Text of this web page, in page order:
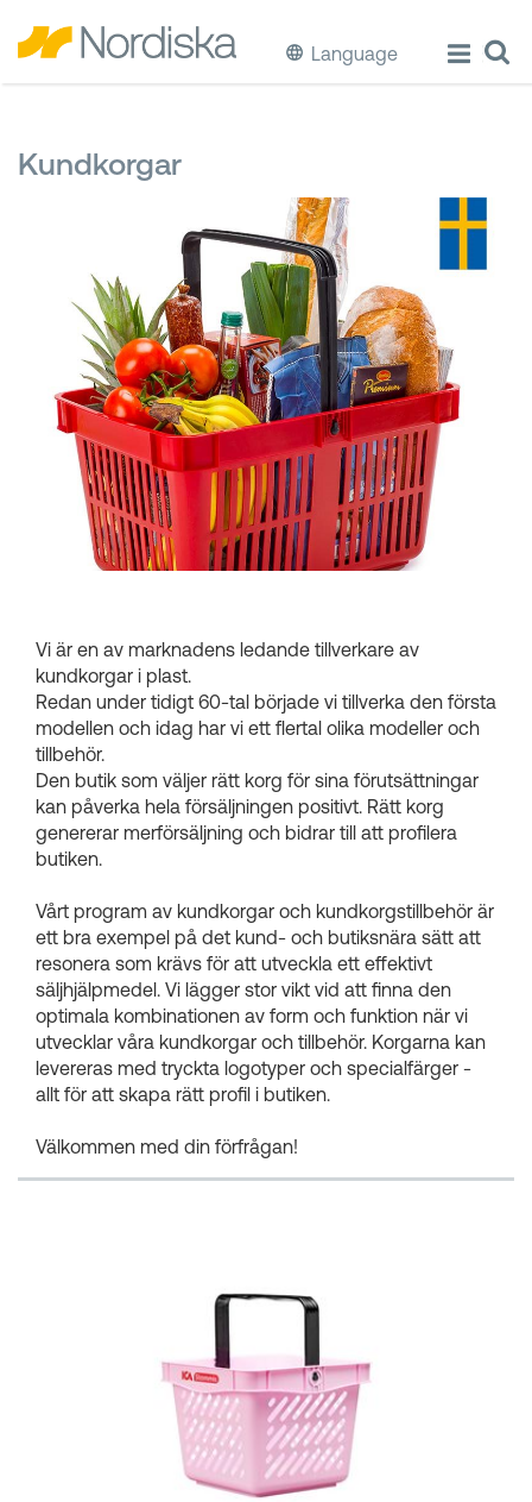
Language
Laga & Förvara mat
Äta & Dricka
Diska & Städa
Förvaring
Källsortering
Hinkar & Tunnor
Kundkorgar
Kundkorgar
Vi är en av marknadens ledande tillverkare av
kundkorgar i plast.
Redan under tidigt 60-tal började vi tillverka den första
modellen och idag har vi ett flertal olika modeller och
tillbehör.
Den butik som väljer rätt korg för sina förutsättningar
kan påverka hela försäljningen positivt. Rätt korg
genererar merförsäljning och bidrar till att profilera
butiken.
Vårt program av kundkorgar och kundkorgstillbehör är
ett bra exempel på det kund- och butiksnära sätt att
resonera som krävs för att utveckla ett effektivt
säljhjälpmedel. Vi lägger stor vikt vid att finna den
optimala kombinationen av form och funktion när vi
utvecklar våra kundkorgar och tillbehör. Korgarna kan
levereras med tryckta logotyper och specialfärger -
allt för att skapa rätt profil i butiken.
Välkommen med din förfrågan!